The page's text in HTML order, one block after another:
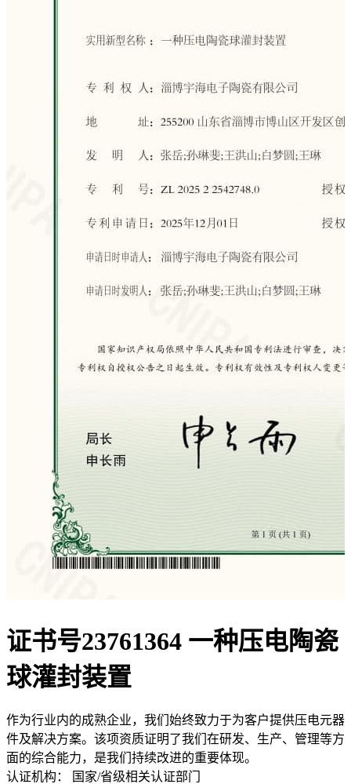
证书号23761364 一种压电陶瓷
球灌封装置
作为行业内的成熟企业，我们始终致力于为客户提供压电元器
件及解决方案。该项资质证明了我们在研发、生产、管理等方
面的综合能力，是我们持续改进的重要体现。
认证机构：
国家/省级相关认证部门